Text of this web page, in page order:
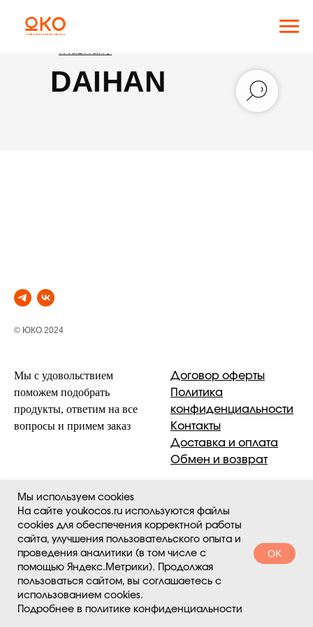
Мы используем cookies
На сайте youkocos.ru используются файлы
cookies для обеспечения корректной работы
сайта, улучшения пользовательского опыта и
проведения аналитики (в том числе с
помощью Яндекс.Метрики). Продолжая
пользоваться сайтом, вы соглашаетесь с
использованием cookies.
Подробнее в политике конфиденциальности
OK
DAIHAN
© ЮКО 2024
Мы с удовольствием
поможем подобрать
продукты, ответим на все
вопросы и примем заказ
Договор оферты
Политика
конфиденциальности
Контакты
Доставка и оплата
Обмен и возврат